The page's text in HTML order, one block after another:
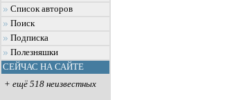
Список авторов
Поиск
Подписка
Полезняшки
СЕЙЧАС НА САЙТЕ
+ ещё 518 неизвестных